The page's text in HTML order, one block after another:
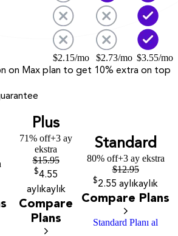
$2.15/mo $2.73/mo $3.55/mo
on Max plan to get 10% extra on top
Plus
71% off+3 ay
ekstra
$15.95
$4.55
aylıkaylık
Compare
Plans
Standard
80% off+3 ay ekstra
$12.95
$2.55 aylıkaylık
Compare Plans
Standard Planı al